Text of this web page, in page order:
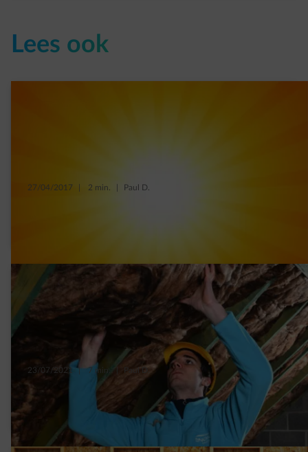
Lees ook
27/04/2017 2 min. Paul D.
23/07/2021 | 7 min. Paul D.
7 soorten isolatie voor je dak en verloren
zolderruimte